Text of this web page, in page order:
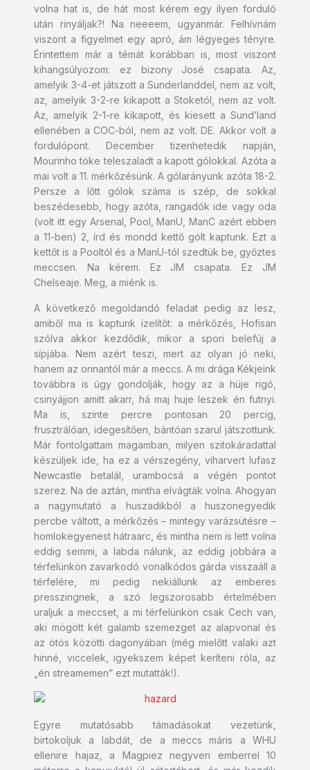
volna hat is, de hát most kérem egy ilyen forduló
után rinyáljak?! Na neeeem, ugyanmár. Felhívnám
viszont a figyelmet egy apró, ám légyeges tényre.
Érintettem már a témát korábban is, most viszont
kihangsúlyozom: ez bizony José csapata. Az,
amelyik 3-4-et játszott a Sunderlanddel, nem az volt,
az, amelyik 3-2-re kikapott a Stoketól, nem az volt.
Az, amelyik 2-1-re kikapott, és kiesett a Sund’land
ellenében a COC-ból, nem az volt. DE. Akkor volt a
fordulópont. December tizenhetedik napján,
Mourinho töke teleszaladt a kapott gólokkal. Azóta a
mai volt a 11. mérkőzésünk. A gólarányunk azóta 18-2.
Persze a lőtt gólok száma is szép, de sokkal
beszédesebb, hogy azóta, rangadók ide vagy oda
(volt itt egy Arsenal, Pool, ManU, ManC azért ebben
a 11-ben) 2, írd és mondd kettő gólt kaptunk. Ezt a
kettőt is a Pooltól és a ManU-tól szedtük be, győztes
meccsen. Na kérem. Ez JM csapata. Ez JM
Chelseaje. Meg, a miénk is.
A következő megoldandó feladat pedig az lesz,
amiből ma is kaptunk ízelítőt: a mérkőzés, Hofisan
szólva akkor kezdődik, mikor a spori belefúj a
sípjába. Nem azért teszi, mert az olyan jó neki,
hanem az onnantól már a meccs. A mi drága Kékjeink
továbbra is úgy gondolják, hogy az a hüje rigó,
csinyájjon amitt akarr, há maj huje leszek én futnyi.
Ma is, szinte percre pontosan 20 percig,
frusztrálóan, idegesítően, bántóan szarul játszottunk.
Már fontolgattam magamban, milyen szitokáradattal
készüljek ide, ha ez a vérszegény, viharvert lufasz
Newcastle betalál, urambocsá a végén pontot
szerez. Na de aztán, mintha elvágták volna. Ahogyan
a nagymutató a huszadikból a huszonegyedik
percbe váltott, a mérkőzés – mintegy varázsütésre –
homlokegyenest hátraarc, és mintha nem is lett volna
eddig semmi, a labda nálunk, az eddig jobbára a
térfelünkön zavarkodó vonalkódos gárda visszaáll a
térfelére, mi pedig nekiállunk az emberes
presszingnek, a szó legszorosabb értelmében
uraljuk a meccset, a mi térfelünkön csak Cech van,
aki mögött két galamb szemezget az alapvonal és
az ötös közötti dagonyában (még mielőtt valaki azt
hinné, viccelek, igyekszem képet keríteni róla, az
„én streamemen” ezt mutatták!).
Egyre mutatósabb támadásokat vezetünk,
birtokoljuk a labdát, de a meccs máris a WHU
ellenire hajaz, a Magpiez negyven emberrel 10